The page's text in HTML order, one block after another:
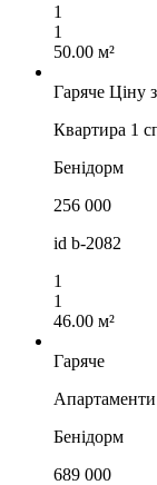
1
1
50.00 м²
Гаряче Ціну
Квартира 1
Бенідорм
256 000
id b-2082
1
1
46.00 м²
Гаряче
Апартаменти
Бенідорм
689 000